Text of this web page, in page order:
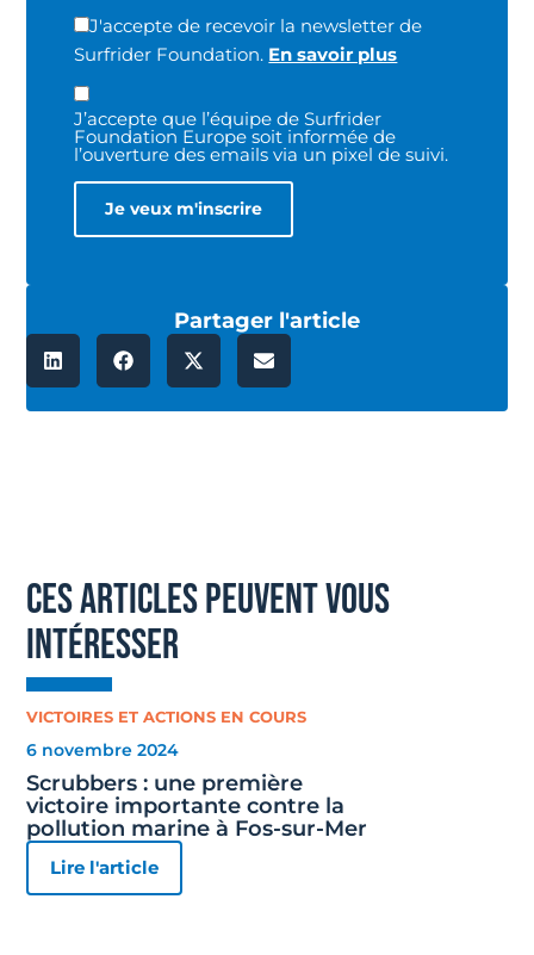
J'accepte de recevoir la newsletter de
Surfrider Foundation. En savoir plus
J’accepte que l’équipe de Surfrider
Foundation Europe soit informée de
l’ouverture des emails via un pixel de suivi.
Partager l'article
ces articles peuvent vous
intéresser
VICTOIRES ET ACTIONS EN COURS
6 novembre 2024
Scrubbers : une première
victoire importante contre la
pollution marine à Fos-sur-Mer
Lire l'article